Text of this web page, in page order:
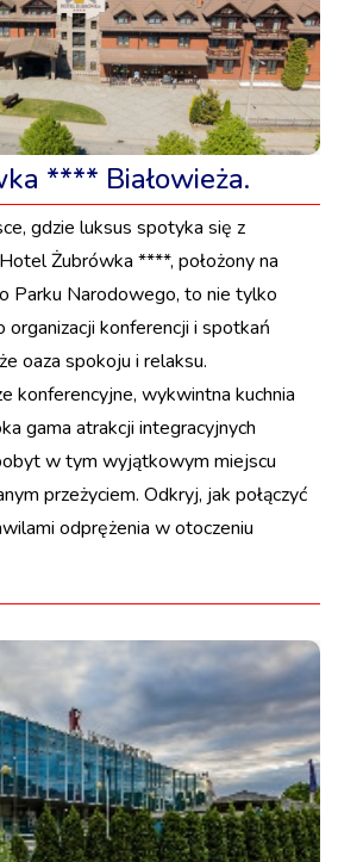
**** Białowieża.
gdzie luksus spotyka się z
Żubrówka ****, położony na
Parku Narodowego, to nie tylko
organizacji konferencji i spotkań
oaza spokoju i relaksu.
konferencyjne, wykwintna kuchnia
gama atrakcji integracyjnych
w tym wyjątkowym miejscu
przeżyciem. Odkryj, jak połączyć
odprężenia w otoczeniu